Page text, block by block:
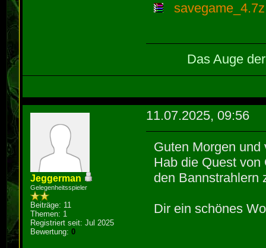
savegame_4.7z
Das Auge
Jeggerman
Gelegenheitsspieler
Beiträge: 11
Themen: 1
Registriert seit: Jul 2025
Bewertung:0
11.07.2025, 09:56
Guten Morgen
Hab die Quest
den Bannstrahlern
Dir ein schönes